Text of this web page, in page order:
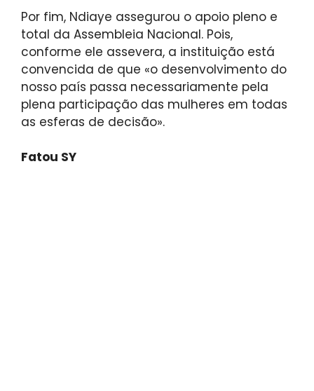
Por fim, Ndiaye assegurou o apoio pleno e
total da Assembleia Nacional. Pois,
conforme ele assevera, a instituição está
convencida de que «o desenvolvimento do
nosso país passa necessariamente pela
plena participação das mulheres em todas
as esferas de decisão».
Fatou SY